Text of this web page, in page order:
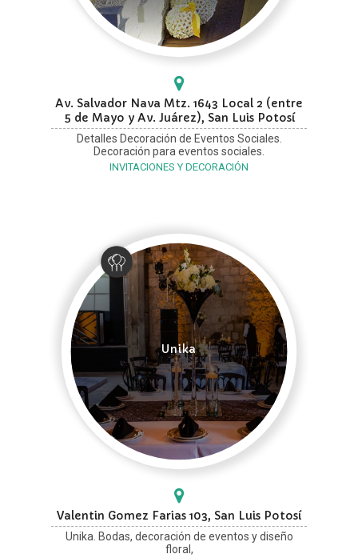
Av. Salvador Nava Mtz. 1643 Local 2 (entre
5 de Mayo y Av. Juárez), San Luis Potosí
Detalles Decoración de Eventos Sociales.
Decoración para eventos sociales.
INVITACIONES Y DECORACIÓN
Unika
Valentin Gomez Farias 103, San Luis Potosí
Unika. Bodas, decoración de eventos y diseño
floral,